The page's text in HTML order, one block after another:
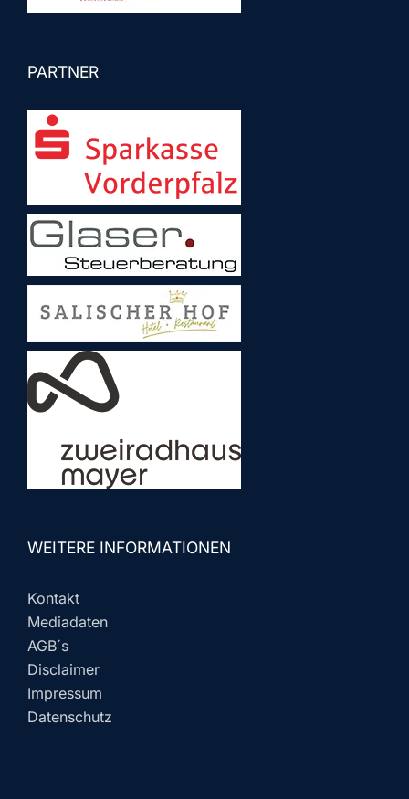
PARTNER
WEITERE INFORMATIONEN
Kontakt
Mediadaten
AGB´s
Disclaimer
Impressum
Datenschutz